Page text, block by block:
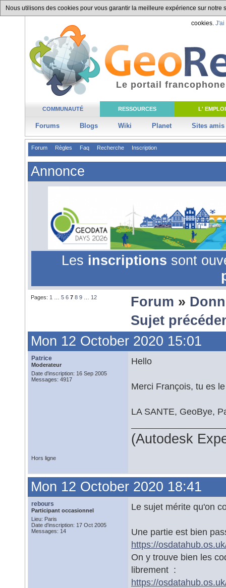
Nous utilisons des cookies pour vous garantir la meilleure expérience sur
cookies. J'ai
COMMUNAUTÉ RESSOURCES L' EMPLOI
Forums Blogs Wiki Planet Sites amis
Le portail
Forum Règles Faq Recherche Inscription
Annonce
Les inscriptions sont
Pages: 1 5 6 7 8 9 12 Forum »
Sujet
Mon 12 October 2020 15:01
Patrice
Moderateur
Date d'inscription: 16 Sep 2005
Messages: 4917
Hello
Merci François, tu es
LA SANTE, GeoBye,
(Autodesk
Hors ligne
Mon 12 October 2020 18:41
rebours
Participant occasionnel
Lieu: Paris
Date d'inscription: 17 Oct 2005
Messages: 14
Le sujet mérite qu'on
Une partie est bien
https://
On y trouve bien les
librement :
https://